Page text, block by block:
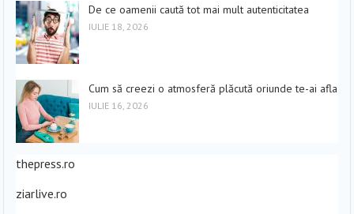
De ce oamenii caută tot mai mult autenticitatea
IULIE 18, 2026
Cum să creezi o atmosferă plăcută oriunde te-ai afla
IULIE 16, 2026
thepress.ro
ziarlive.ro